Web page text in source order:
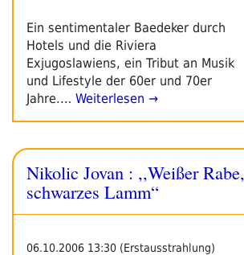
Ein sentimentaler Baedeker durch
Hotels und die Riviera
Exjugoslawiens, ein Tribut an Musik
und Lifestyle der 60er und 70er
Jahre.… Weiterlesen →
Nikolic Jovan : ,,Weißer Rabe,
schwarzes Lamm“
06.10.2006 13:30 (Erstausstrahlung)